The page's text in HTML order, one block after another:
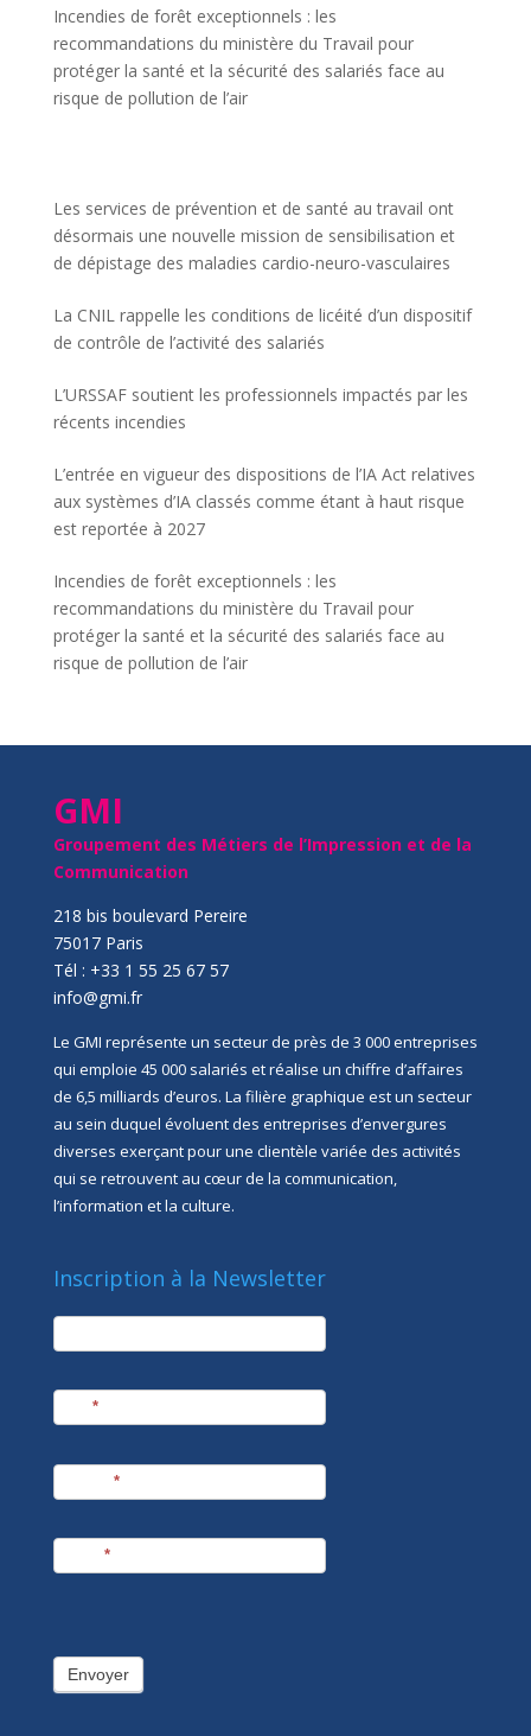
Incendies de forêt exceptionnels : les
recommandations du ministère du Travail pour
protéger la santé et la sécurité des salariés face au
risque de pollution de l’air
Les services de prévention et de santé au travail ont
désormais une nouvelle mission de sensibilisation et
de dépistage des maladies cardio-neuro-vasculaires
La CNIL rappelle les conditions de licéité d’un dispositif
de contrôle de l’activité des salariés
L’URSSAF soutient les professionnels impactés par les
récents incendies
L’entrée en vigueur des dispositions de l’IA Act relatives
aux systèmes d’IA classés comme étant à haut risque
est reportée à 2027
Incendies de forêt exceptionnels : les
recommandations du ministère du Travail pour
protéger la santé et la sécurité des salariés face au
risque de pollution de l’air
GMI
Groupement des Métiers de l’Impression et de la
Communication
218 bis boulevard Pereire
75017 Paris
Tél : +33 1 55 25 67 57
info@gmi.fr
Le GMI représente un secteur de près de 3 000 entreprises
qui emploie 45 000 salariés et réalise un chiffre d’affaires
de 6,5 milliards d’euros. La filière graphique est un secteur
au sein duquel évoluent des entreprises d’envergures
diverses exerçant pour une clientèle variée des activités
qui se retrouvent au cœur de la communication,
l’information et la culture.
Inscription à la Newsletter
newsletter
*
*
*
Envoyer